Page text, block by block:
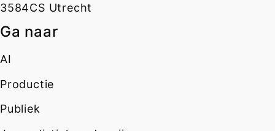
3584CS Utrecht
Ga naar
AI
Productie
Publiek